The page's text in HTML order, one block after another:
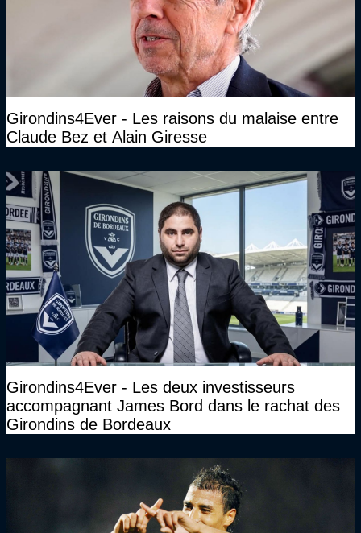
Girondins4Ever - Les raisons du malaise entre
Claude Bez et Alain Giresse
Girondins4Ever - Les deux investisseurs
accompagnant James Bord dans le rachat des
Girondins de Bordeaux